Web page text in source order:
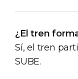
¿El tren
Sí, el tren
SUBE.